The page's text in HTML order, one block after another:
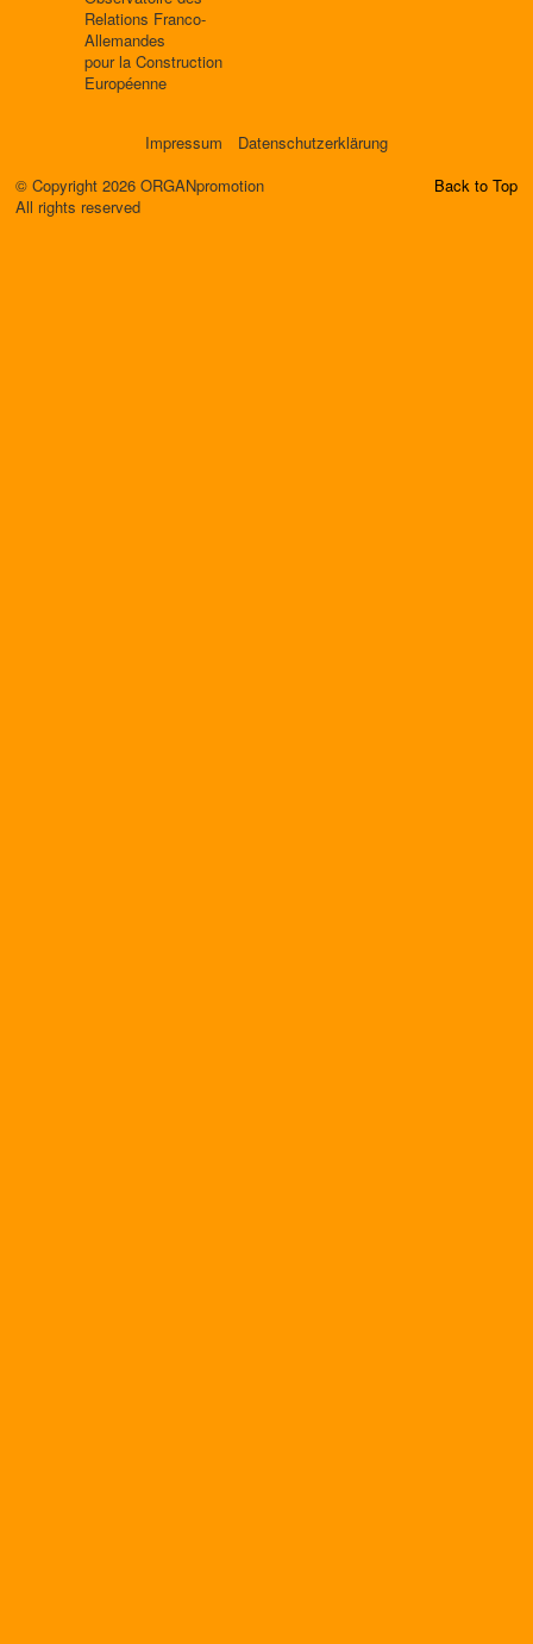
Relations Franco-
Allemandes
pour la Construction
Européenne
Impressum
Datenschutzerklärung
© Copyright 2026 ORGANpromotion
All rights reserved
Back to Top